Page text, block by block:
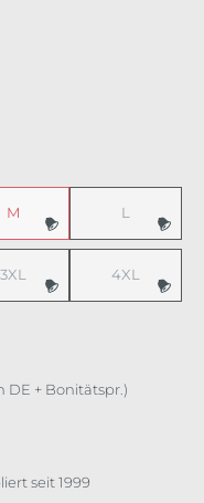
nicht verfügbar.)
M(Diese Option ist zurzeit nicht
L(Diese
nicht verfügbar.)
3XL(Diese Option ist zurzeit nicht
4XL(Diese
+ Bonitätspr.)
seit 1999